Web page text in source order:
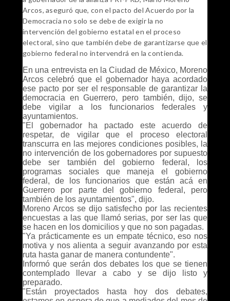
Arcos, aseguró que, con el pacto del Acuerdo por la
Democracia no solo se debe de exigir la no
intervención del gobierno estatal en el proceso
electoral, sino que también debe de garantizarse que el
gobierno federal no intervendrá en la contienda.
En una entrevista en la Ciudad de México, Moreno
Arcos celebró que el gobernador haya acordado
ese pacto por ser el responsable de garantizar la
democracia en Guerrero, pero también, dijo, se
debe vigilar a los funcionarios federales y
ayuntamientos.
"El gobernador ha pactado este acuerdo de
respetar, de vigilar que el proceso electoral
transcurra en las mejores condiciones posibles, la
no intervención de los gobernadores por supuesto
debe ser también del gobierno federal, los
programas sociales que maneja el gobierno
federal, de los funcionarios que están acá en
Guerrero por parte del gobierno federal, pero
también de los ayuntamientos", dijo.
Moreno Arcos se dijo satisfecho por las recientes
encuestas a las que llamó serias, por ser las que
se hacen en los domicilios y que no son pagadas.
"Ya prácticamente es un empate técnico, eso nos
motiva y nos alienta a seguir avanzando por esta
ruta hasta ganar de manera contundente".
Informó que serán dos debates los que se tienen
contemplado llevar a cabo y se dijo listo y
preparado.
"Están proyectados hasta hoy dos debates,